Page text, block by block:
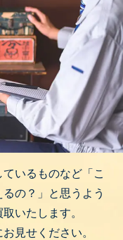
いるものなど「こ
の？」と思うよう
いたします。
見せください。